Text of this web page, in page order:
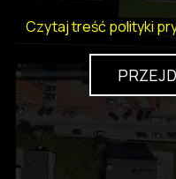
Czytaj treść polityki